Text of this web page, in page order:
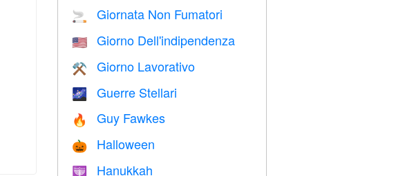
🚬 Giornata Non Fumatori
🇺🇸 Giorno Dell'indipendenza
⚒️ Giorno Lavorativo
🌌 Guerre Stellari
🔥 Guy Fawkes
🎃 Halloween
🕎 Hanukkah